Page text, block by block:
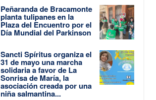
Peñaranda de Bracamonte
planta tulipanes en la
Plaza del Encuentro por el
Día Mundial del Parkinson
Sancti Spíritus organiza el
31 de mayo una marcha
solidaria a favor de La
Sonrisa de María, la
asociación creada por una
niña salmantina...